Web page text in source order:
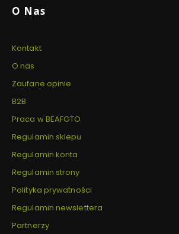
O Nas
Kontakt
O nas
Zaufane opinie
B2B
Praca w BEAFOTO
Regulamin sklepu
Regulamin konta
Regulamin strony
Polityka prywatności
Regulamin newslettera
Partnerzy